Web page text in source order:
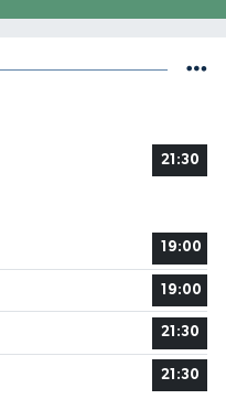
21:30
19:00
19:00
21:30
21:30